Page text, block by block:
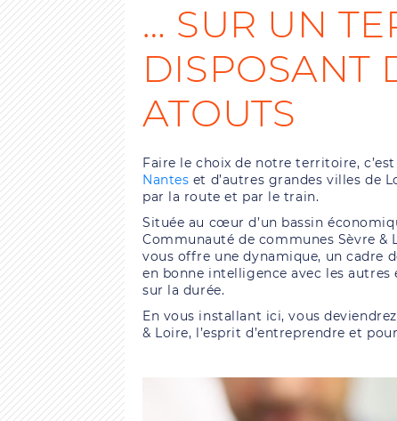
… SUR UN
DISPOSANT
ATOUTS
Faire le choix de notre territoire,
Nantes et d’autres grandes villes de
par la route et par le train.
Située au cœur d’un bassin
Communauté de communes Sèvre &
vous offre une dynamique, un cadre
en bonne intelligence avec les
sur la durée.
En vous installant ici, vous
& Loire, l’esprit d’entreprendre et